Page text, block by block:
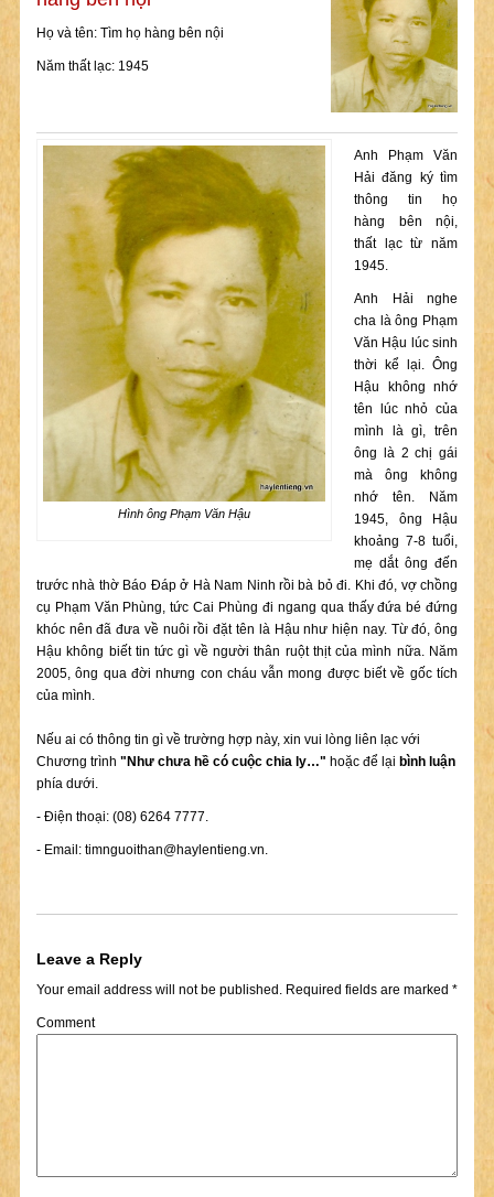
Họ và tên: Tìm họ hàng bên nội
Năm thất lạc: 1945
Hình ông Phạm Văn Hậu
Anh Phạm Văn
Hải đăng ký tìm
thông tin họ
hàng bên nội,
thất lạc từ năm
1945.
Anh Hải nghe
cha là ông Phạm
Văn Hậu lúc sinh
thời kể lại. Ông
Hậu không nhớ
tên lúc nhỏ của
mình là gì, trên
ông là 2 chị gái
mà ông không
nhớ tên. Năm
1945, ông Hậu
khoảng 7-8 tuổi,
mẹ dắt ông đến
trước nhà thờ Báo Đáp ở Hà Nam Ninh rồi bà bỏ đi. Khi đó, vợ chồng
cụ Phạm Văn Phùng, tức Cai Phùng đi ngang qua thấy đứa bé đứng
khóc nên đã đưa về nuôi rồi đặt tên là Hậu như hiện nay. Từ đó, ông
Hậu không biết tin tức gì về người thân ruột thịt của mình nữa. Năm
2005, ông qua đời nhưng con cháu vẫn mong được biết về gốc tích
của mình.
Nếu ai có thông tin gì về trường hợp này, xin vui lòng liên lạc với
Chương trình "Như chưa hề có cuộc chia ly…" hoặc để lại bình luận
phía dưới.
- Điện thoại: (08) 6264 7777.
- Email: timnguoithan@haylentieng.vn.
Leave a Reply
Your email address will not be published.Required fields are marked *
Comment